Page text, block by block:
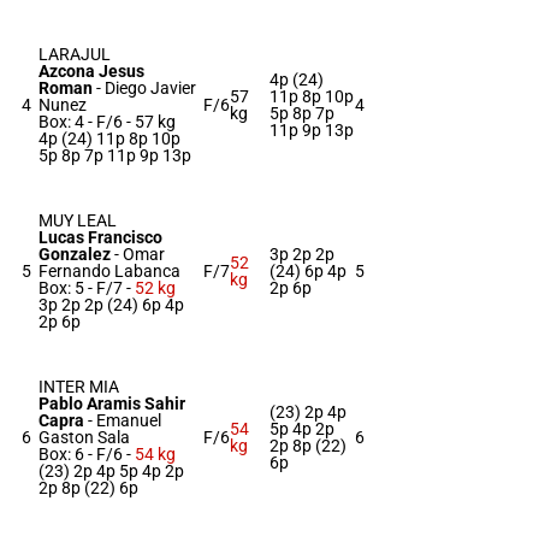
4
LARAJUL
Azcona Jesus
Roman- Diego Javier
Nunez
Box: 4 - F/6 - 57 kg
4p (24) 11p 8p 10p
5p 8p 7p 11p 9p 13p
F/657
kg
4p (24)
11p 8p 10p
5p 8p 7p
11p 9p 13p
4
5
MUY LEAL
Lucas Francisco
Gonzalez-Omar
Fernando Labanca
Box: 5 - F/7 - 52 kg
3p 2p 2p (24) 6p 4p
2p 6p
F/752
kg
3p 2p 2p
(24) 6p 4p
2p 6p
5
6
INTER MIA
Pablo Aramis Sahir
Capra - Emanuel
Gaston Sala
Box: 6 - F/6 - 54 kg
(23) 2p 4p 5p 4p 2p
2p 8p (22) 6p
F/654
kg
(23) 2p 4p
5p 4p 2p
2p 8p (22)
6p
6